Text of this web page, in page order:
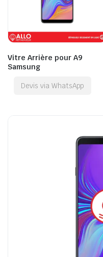
Vitre Arrière pour A9
Samsung
Devis via WhatsApp